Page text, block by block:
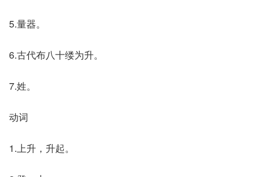
5.量器。
6.古代布八十缕为升。
7.姓。
动词
1.上升，升起。